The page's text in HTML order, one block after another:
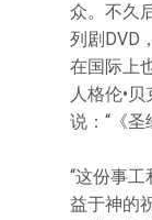
众。不久
列剧DVD
在国际上
人格伦•
说：“《
“这份事
益于神的